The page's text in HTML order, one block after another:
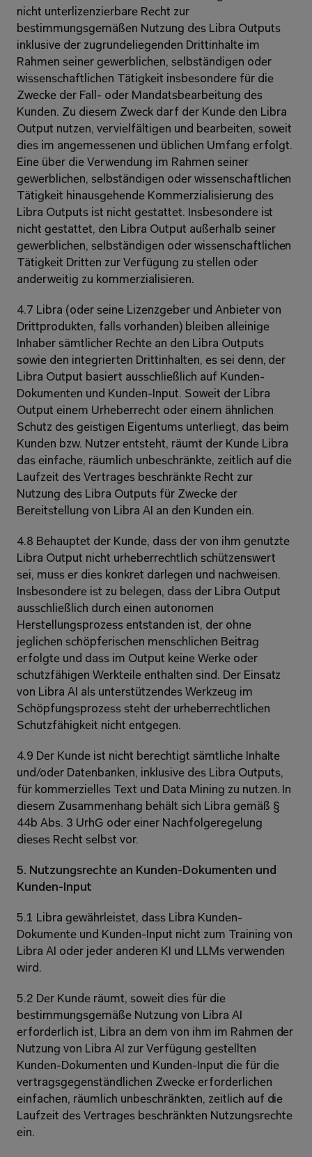
nicht unterlizenzierbare Recht zur
bestimmungsgemäßen Nutzung des Libra Outputs
inklusive der zugrundeliegenden Drittinhalte im
Rahmen seiner gewerblichen, selbständigen oder
wissenschaftlichen Tätigkeit insbesondere für die
Zwecke der Fall- oder Mandatsbearbeitung des
Kunden. Zu diesem Zweck darf der Kunde den Libra
Output nutzen, vervielfältigen und bearbeiten, soweit
dies im angemessenen und üblichen Umfang erfolgt.
Eine über die Verwendung im Rahmen seiner
gewerblichen, selbständigen oder wissenschaftlichen
Tätigkeit hinausgehende Kommerzialisierung des
Libra Outputs ist nicht gestattet. Insbesondere ist
nicht gestattet, den Libra Output außerhalb seiner
gewerblichen, selbständigen oder wissenschaftlichen
Tätigkeit Dritten zur Verfügung zu stellen oder
anderweitig zu kommerzialisieren.
4.7 Libra (oder seine Lizenzgeber und Anbieter von
Drittprodukten, falls vorhanden) bleiben alleinige
Inhaber sämtlicher Rechte an den Libra Outputs
sowie den integrierten Drittinhalten, es sei denn, der
Libra Output basiert ausschließlich auf Kunden-
Dokumenten und Kunden-Input. Soweit der Libra
Output einem Urheberrecht oder einem ähnlichen
Schutz des geistigen Eigentums unterliegt, das beim
Kunden bzw. Nutzer entsteht, räumt der Kunde Libra
das einfache, räumlich unbeschränkte, zeitlich auf die
Laufzeit des Vertrages beschränkte Recht zur
Nutzung des Libra Outputs für Zwecke der
Bereitstellung von Libra AI an den Kunden ein.
4.8 Behauptet der Kunde, dass der von ihm genutzte
Libra Output nicht urheberrechtlich schützenswert
sei, muss er dies konkret darlegen und nachweisen.
Insbesondere ist zu belegen, dass der Libra Output
ausschließlich durch einen autonomen
Herstellungsprozess entstanden ist, der ohne
jeglichen schöpferischen menschlichen Beitrag
erfolgte und dass im Output keine Werke oder
schutzfähigen Werkteile enthalten sind. Der Einsatz
von Libra AI als unterstützendes Werkzeug im
Schöpfungsprozess steht der urheberrechtlichen
Schutzfähigkeit nicht entgegen.
4.9 Der Kunde ist nicht berechtigt sämtliche Inhalte
und/oder Datenbanken, inklusive des Libra Outputs,
für kommerzielles Text und Data Mining zu nutzen. In
diesem Zusammenhang behält sich Libra gemäß §
44b Abs. 3 UrhG oder einer Nachfolgeregelung
dieses Recht selbst vor.
5. Nutzungsrechte an Kunden-Dokumenten und
Kunden-Input
5.1 Libra gewährleistet, dass Libra Kunden-
Dokumente und Kunden-Input nicht zum Training von
Libra AI oder jeder anderen KI und LLMs verwenden
wird.
5.2 Der Kunde räumt, soweit dies für die
bestimmungsgemäße Nutzung von Libra AI
erforderlich ist, Libra an dem von ihm im Rahmen der
Nutzung von Libra AI zur Verfügung gestellten
Kunden-Dokumenten und Kunden-Input die für die
vertragsgegenständlichen Zwecke erforderlichen
einfachen, räumlich unbeschränkten, zeitlich auf die
Laufzeit des Vertrages beschränkten Nutzungsrechte
ein.